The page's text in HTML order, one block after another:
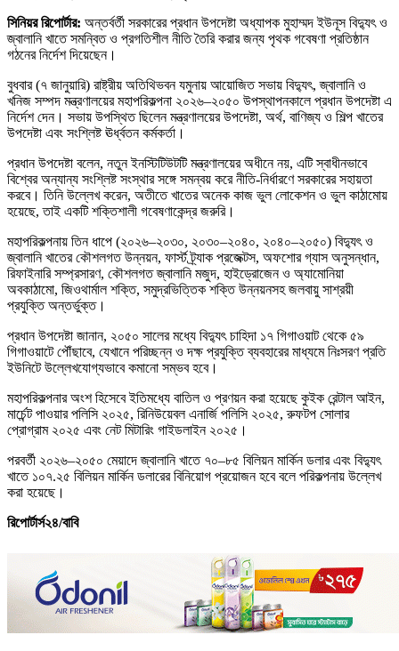
সিনিয়র রিপোর্টার: অন্তর্বর্তী সরকারের প্রধান উপদেষ্টা অধ্যাপক মুহাম্মদ ইউনূস বিদ্যুৎ ও
জ্বালানি খাতে সমন্বিত ও প্রগতিশীল নীতি তৈরি করার জন্য পৃথক গবেষণা প্রতিষ্ঠান
গঠনের নির্দেশ দিয়েছেন।
বুধবার (৭ জানুয়ারি) রাষ্ট্রীয় অতিথিভবন যমুনায় আয়োজিত সভায় বিদ্যুৎ, জ্বালানি ও
খনিজ সম্পদ মন্ত্রণালয়ের মহাপরিকল্পনা ২০২৬–২০৫০ উপস্থাপনকালে প্রধান উপদেষ্টা এ
নির্দেশ দেন। সভায় উপস্থিত ছিলেন মন্ত্রণালয়ের উপদেষ্টা, অর্থ, বাণিজ্য ও শিল্প খাতের
উপদেষ্টা এবং সংশ্লিষ্ট ঊর্ধ্বতন কর্মকর্তা।
প্রধান উপদেষ্টা বলেন, নতুন ইনস্টিটিউটটি মন্ত্রণালয়ের অধীনে নয়, এটি স্বাধীনভাবে
বিশ্বের অন্যান্য সংশ্লিষ্ট সংস্থার সঙ্গে সমন্বয় করে নীতি-নির্ধারণে সরকারের সহায়তা
করবে। তিনি উল্লেখ করেন, অতীতে খাতের অনেক কাজ ভুল লোকেশন ও ভুল কাঠামোয়
হয়েছে, তাই একটি শক্তিশালী গবেষণাকেন্দ্র জরুরি।
মহাপরিকল্পনায় তিন ধাপে (২০২৬–২০৩০, ২০৩০–২০৪০, ২০৪০–২০৫০) বিদ্যুৎ ও
জ্বালানি খাতের কৌশলগত উন্নয়ন, ফার্স্ট ট্র্যাক প্রজেক্টস, অফশোর গ্যাস অনুসন্ধান,
রিফাইনারি সম্প্রসারণ, কৌশলগত জ্বালানি মজুদ, হাইড্রোজেন ও অ্যামোনিয়া
অবকাঠামো, জিওথার্মাল শক্তি, সমুদ্রভিত্তিক শক্তি উন্নয়নসহ জলবায়ু সাশ্রয়ী
প্রযুক্তি অন্তর্ভুক্ত।
প্রধান উপদেষ্টা জানান, ২০৫০ সালের মধ্যে বিদ্যুৎ চাহিদা ১৭ গিগাওয়াট থেকে ৫৯
গিগাওয়াটে পৌঁছাবে, যেখানে পরিচ্ছন্ন ও দক্ষ প্রযুক্তি ব্যবহারের মাধ্যমে নিঃসরণ প্রতি
ইউনিটে উল্লেখযোগ্যভাবে কমানো সম্ভব হবে।
মহাপরিকল্পনার অংশ হিসেবে ইতিমধ্যে বাতিল ও প্রণয়ন করা হয়েছে কুইক রেন্টাল আইন,
মার্চেন্ট পাওয়ার পলিসি ২০২৫, রিনিউয়েবল এনার্জি পলিসি ২০২৫, রুফটপ সোলার
প্রোগ্রাম ২০২৫ এবং নেট মিটারিং গাইডলাইন ২০২৫।
পরবর্তী ২০২৬–২০৫০ মেয়াদে জ্বালানি খাতে ৭০–৮৫ বিলিয়ন মার্কিন ডলার এবং বিদ্যুৎ
খাতে ১০৭.২৫ বিলিয়ন মার্কিন ডলারের বিনিয়োগ প্রয়োজন হবে বলে পরিকল্পনায় উল্লেখ
করা হয়েছে।
রিপোর্টার্স২৪/বাবি